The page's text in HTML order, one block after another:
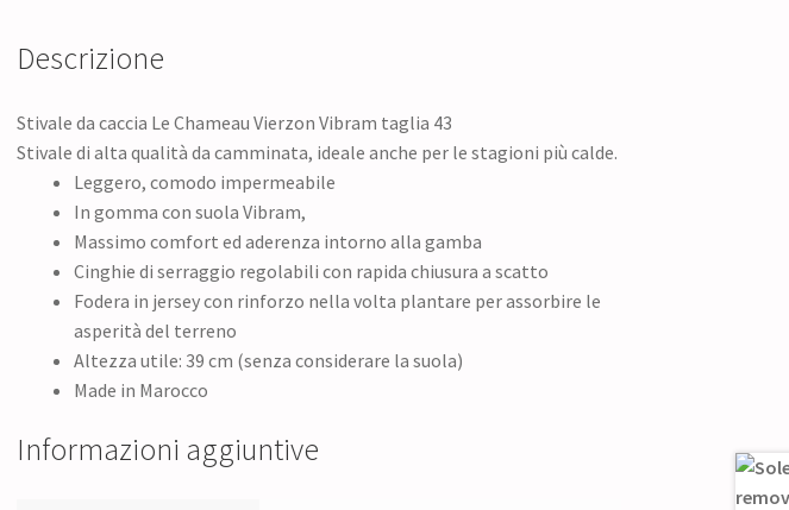
Descrizione
Stivale da caccia Le Chameau Vierzon Vibram taglia 43
Stivale di alta qualità da camminata, ideale anche per le stagioni più calde.
Leggero, comodo impermeabile
In gomma con suola Vibram,
Massimo comfort ed aderenza intorno alla gamba
Cinghie di serraggio regolabili con rapida chiusura a scatto
Fodera in jersey con rinforzo nella volta plantare per assorbire le
asperità del terreno
Altezza utile: 39 cm (senza considerare la suola)
Made in Marocco
Informazioni aggiuntive